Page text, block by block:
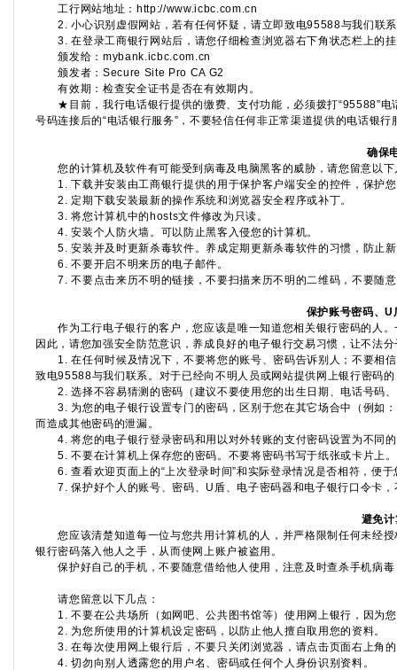
工行网站地址：http://www.icbc.com.cn
2. 小心识别虚假网站，若有任何怀疑，请立即致电95588与我们联系
3. 在登录工商银行网站后，请您仔细检查浏览器右下角状态栏上的挂
颁发给：mybank.icbc.com.cn
颁发者：Secure Site Pro CA G2
有效期：检查安全证书是否在有效期内。
★目前，我行电话银行提供的缴费、支付功能，必须拨打“95588”电
号码连接后的“电话银行服务”，不要轻信任何非正常渠道提供的电话银行
确保
您的计算机及软件有可能受到病毒及电脑黑客的威胁，请您留意以下
1. 下载并安装由工商银行提供的用于保护客户端安全的控件，保护您
2. 定期下载安装最新的操作系统和浏览器安全程序或补丁。
3. 将您计算机中的hosts文件修改为只读。
4. 安装个人防火墙。可以防止黑客入侵您的计算机。
5. 安装并及时更新杀毒软件。养成定期更新杀毒软件的习惯，防止
6. 不要开启不明来历的电子邮件。
7. 不要点击来历不明的链接，不要扫描来历不明的二维码，不要随
保护账号密码、
作为工行电子银行的客户，您应该是唯一知道您相关银行密码的人。
因此，请您加强安全防范意识，养成良好的电子银行交易习惯，让不法
1. 在任何时候及情况下，不要将您的账号、密码告诉别人；不要相
致电95588与我们联系。对于已经向不明人员或网站提供网上银行密码
2. 选择不容易猜测的密码（建议不要使用您的出生日期、电话号码
3. 为您的电子银行设置专门的密码，区别于您在其它场合中（例如
而造成其他密码的泄漏。
4. 将您的电子银行登录密码和用以对外转账的支付密码设置为不同
5. 不要在计算机上保存您的密码。不要将密码书写于纸张或卡片上
6. 查看欢迎页面上的“上次登录时间”和实际登录情况是否相符，便于
7. 保护好个人的账号、密码、U盾、电子密码器和电子银行口令卡，
避免
您应该清楚知道每一位与您共用计算机的人，并严格限制任何未经授
银行密码落入他人之手，从而使网上账户被盗用。
保护好自己的手机，不要随意借给他人使用，注意及时查杀手机病毒
请您留意以下几点：
1. 不要在公共场所（如网吧、公共图书馆等）使用网上银行，因为
2. 为您所使用的计算机设定密码，以防止他人擅自取用您的资料。
3. 在每次使用网上银行后，不要只关闭浏览器，请点击页面右上角的
4. 切勿向别人透露您的用户名、密码或任何个人身份识别资料。